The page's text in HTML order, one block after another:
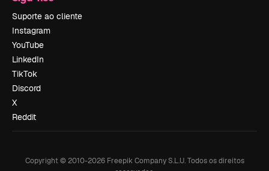
Suporte ao cliente
Instagram
YouTube
LinkedIn
TikTok
Discord
X
Reddit
Copyright © 2010-2026Freepik Company S.L.U. Todos os direitos